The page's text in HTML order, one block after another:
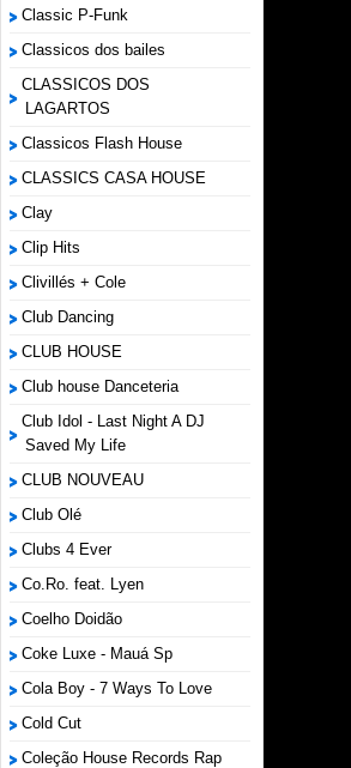
Classic P-Funk
Classicos dos bailes
CLASSICOS DOS
LAGARTOS
Classicos Flash House
CLASSICS CASA HOUSE
Clay
Clip Hits
Clivillés + Cole
Club Dancing
CLUB HOUSE
Club house Danceteria
Club Idol - Last Night A DJ
Saved My Life
CLUB NOUVEAU
Club Olé
Clubs 4 Ever
Co.Ro. feat. Lyen
Coelho Doidão
Coke Luxe - Mauá Sp
Cola Boy - 7 Ways To Love
Cold Cut
Coleção House Records Rap